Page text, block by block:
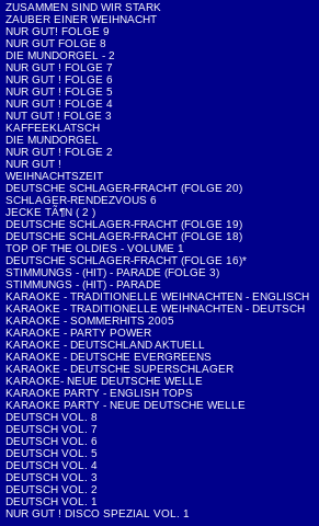
ZUSAMMEN SIND WIR STARK
ZAUBER EINER WEIHNACHT
NUR GUT! FOLGE 9
NUR GUT FOLGE 8
DIE MUNDORGEL - 2
NUR GUT ! FOLGE 7
NUR GUT ! FOLGE 6
NUR GUT ! FOLGE 5
NUR GUT ! FOLGE 4
NUT GUT ! FOLGE 3
KAFFEEKLATSCH
DIE MUNDORGEL
NUR GUT ! FOLGE 2
NUR GUT !
WEIHNACHTSZEIT
DEUTSCHE SCHLAGER-FRACHT (FOLGE 20)
SCHLAGER-RENDEZVOUS 6
JECKE TÃ¶N ( 2 )
DEUTSCHE SCHLAGER-FRACHT (FOLGE 19)
DEUTSCHE SCHLAGER-FRACHT (FOLGE 18)
TOP OF THE OLDIES - VOLUME 1
DEUTSCHE SCHLAGER-FRACHT (FOLGE 16)*
STIMMUNGS - (HIT) - PARADE (FOLGE 3)
STIMMUNGS - (HIT) - PARADE
KARAOKE - TRADITIONELLE WEIHNACHTEN - ENGLISCH
KARAOKE - TRADITIONELLE WEIHNACHTEN - DEUTSCH
KARAOKE - SOMMERHITS 2005
KARAOKE - PARTY POWER
KARAOKE - DEUTSCHLAND AKTUELL
KARAOKE - DEUTSCHE EVERGREENS
KARAOKE - DEUTSCHE SUPERSCHLAGER
KARAOKE- NEUE DEUTSCHE WELLE
KARAOKE PARTY - ENGLISH TOPS
KARAOKE PARTY - NEUE DEUTSCHE WELLE
DEUTSCH VOL. 8
DEUTSCH VOL. 7
DEUTSCH VOL. 6
DEUTSCH VOL. 5
DEUTSCH VOL. 4
DEUTSCH VOL. 3
DEUTSCH VOL. 2
DEUTSCH VOL. 1
NUR GUT ! DISCO SPEZIAL VOL. 1